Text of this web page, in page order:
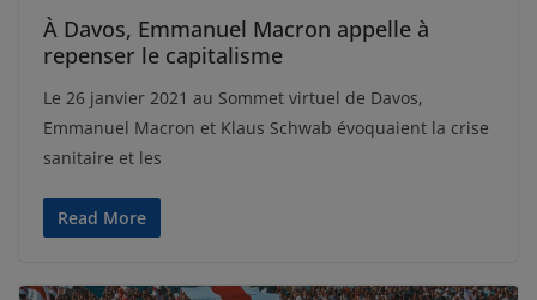
À Davos, Emmanuel Macron appelle à
repenser le capitalisme
Le 26 janvier 2021 au Sommet virtuel de Davos,
Emmanuel Macron et Klaus Schwab évoquaient la crise
sanitaire et les
Read More